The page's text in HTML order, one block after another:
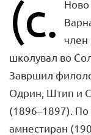
(с.
Ново
член
школувал во
Завршил
Одрин, Штип и
(1896–1897).
амнестиран